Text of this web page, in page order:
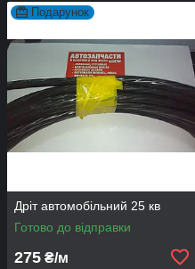
Подарунок
Дріт автомобільний 25 кв
Готово до відправки
275 ₴/м